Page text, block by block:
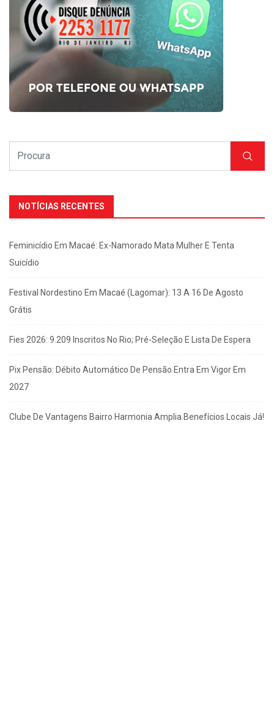
NOTÍCIAS RECENTES
Feminicídio Em Macaé: Ex-Namorado Mata Mulher E Tenta
Suicídio
Festival Nordestino Em Macaé (Lagomar): 13 A 16 De Agosto
Grátis
Fies 2026: 9.209 Inscritos No Rio; Pré-Seleção E Lista De Espera
Pix Pensão: Débito Automático De Pensão Entra Em Vigor Em
2027
Clube De Vantagens Bairro Harmonia Amplia Benefícios Locais Já!